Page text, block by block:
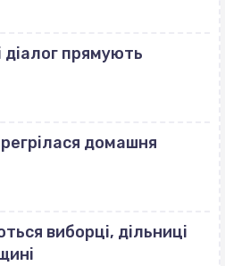
прямують
домашня
виборці, дільниці